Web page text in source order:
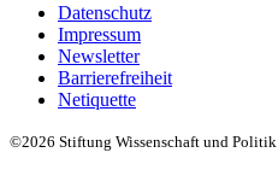
Datenschutz
Impressum
Newsletter
Barrierefreiheit
Netiquette
©2026 Stiftung Wissenschaft und Politik